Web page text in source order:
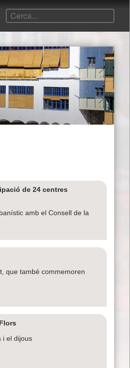
de 24 centres
amb el Consell de la
que també commemoren
i el dijous